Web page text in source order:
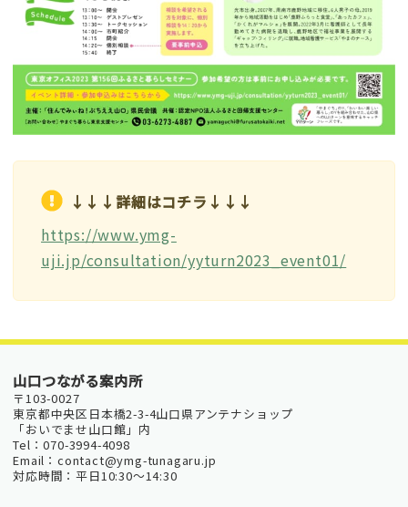
↓↓↓詳細はコチラ↓↓↓
https://www.ymg-
uji.jp/consultation/yyturn2023_event01/
山口つながる案内所
〒103-0027
東京都中央区日本橋2-3-4山口県アンテナショップ
「おいでませ山口館」内
Tel：070-3994-4098
Email：contact@ymg-tunagaru.jp
対応時間：平日10:30～14:30